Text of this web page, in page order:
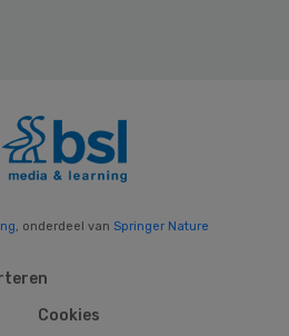
, onderdeel van Springer Nature
Cookies